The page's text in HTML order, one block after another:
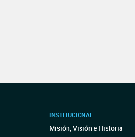
INSTITUCIONAL
Misión, Visión e Historia